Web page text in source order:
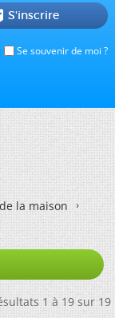
Se souvenir de moi ?
S'inscrire
la maison
1 à 19 sur 19